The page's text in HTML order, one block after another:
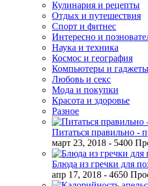
Кулинария и рецепты
Отдых и путешествия
Спорт и фитнес
Интересно и
Наука и техника
Космос и география
Компьютеры и гаджеты
Любовь и секс
Мода и покупки
Красота и здоровье
Разное
Питаться правильно -
март 23, 2018 - 5400
Блюда из гречки для
апр 17, 2018 - 4650